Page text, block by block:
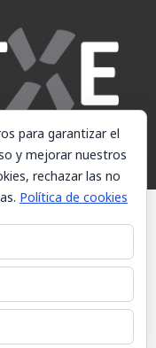
utiliza cookies, consulte
para garantizar el
y mejorar nuestros
rechazar las no
Política de cookies